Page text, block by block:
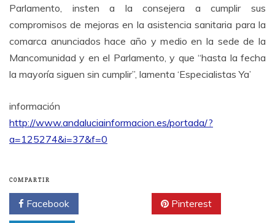
Parlamento, insten a la consejera a cumplir sus
compromisos de mejoras en la asistencia sanitaria para la
comarca anunciados hace año y medio en la sede de la
Mancomunidad y en el Parlamento, y que “hasta la fecha
la mayoría siguen sin cumplir”, lamenta ‘Especialistas Ya’
información
http://www.andaluciainformacion.es/portada/?
a=125274&i=37&f=0
COMPARTIR
Facebook Pinterest